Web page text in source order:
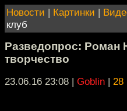
Новости | Картинки |
клуб
Разведопрос: Роман
творчество
23.06.16 23:08 | Goblin | 28